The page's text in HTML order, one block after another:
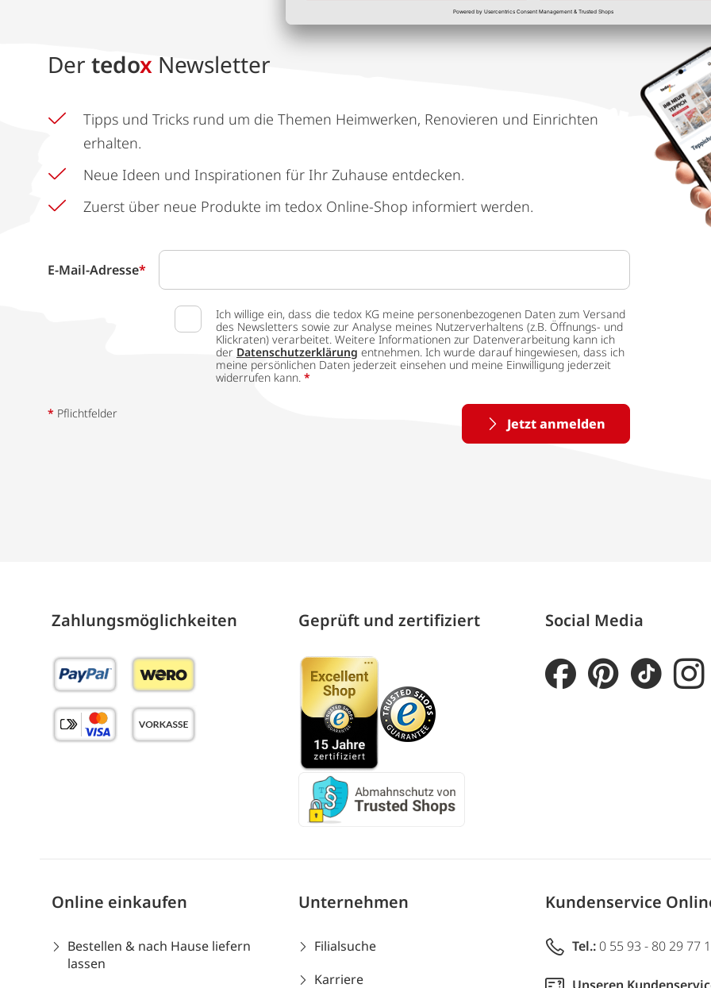
Der tedox Newsletter
Tipps und Tricks rund um die Themen Heimwerken, Renovieren und Einrichten
erhalten.
Neue Ideen und Inspirationen für Ihr Zuhause entdecken.
Zuerst über neue Produkte im tedox Online-Shop informiert werden.
E-Mail-Adresse*
Ich willige ein, dass die tedox KG meine personenbezogenen Daten zum Versand
des Newsletters sowie zur Analyse meines Nutzerverhaltens (z.B. Öffnungs- und
Klickraten) verarbeitet. Weitere Informationen zur Datenverarbeitung kann ich
der Datenschutzerklärung entnehmen. Ich wurde darauf hingewiesen, dass ich
meine persönlichen Daten jederzeit einsehen und meine Einwilligung jederzeit
widerrufen kann. *
Jetzt anmelden
* Pflichtfelder
Zahlungs­möglich­keiten Geprüft und zertifiziert Social Media
Online einkaufen
Bestellen & nach Hause liefern
lassen
Unternehmen
Filialsuche
Karriere
Kundenservice
Tel.: 0 55 93 - 80 29 77
Unseren